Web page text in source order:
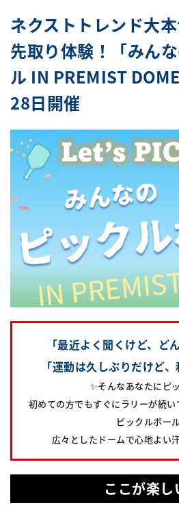
ネクストトレンド大
先取り体験！「みん
ル IN PREMIST
28日開催
「最近よく聞くけど、ど
「運動は久しぶりだけど、
✨そんなあなたにピ
初めての方でもすぐにラリーが続
ピックルボール
広々としたドームで心地よい
ここが楽し